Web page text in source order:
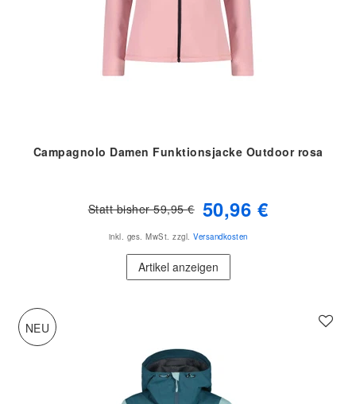
Campagnolo Damen Funktionsjacke Outdoor rosa
Statt bisher 59,95 € 50,96 €
inkl. ges. MwSt. zzgl. Versandkosten
Artikel anzeigen
NEU